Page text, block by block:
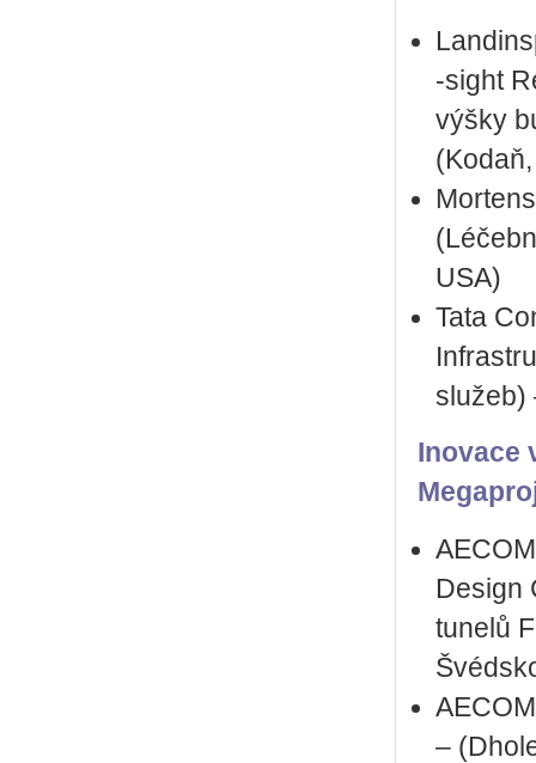
‑sight
výšky
USA)
Tata
služeb)
Inovace
Design
tunelů
–